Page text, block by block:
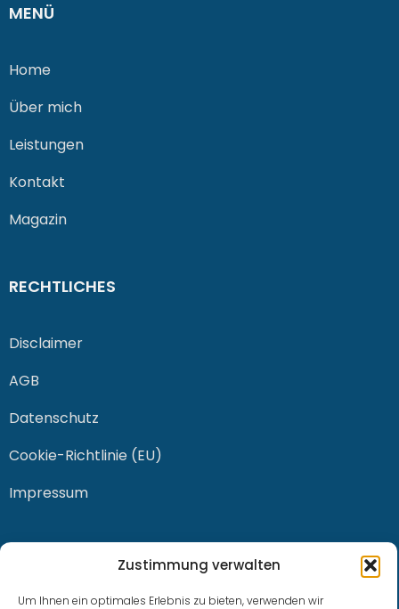
Zustimmung verwalten
Um Ihnen ein optimales Erlebnis zu bieten, verwenden wir
MENÜ
Home
Über mich
Leistungen
Kontakt
Magazin
RECHTLICHES
Disclaimer
AGB
Datenschutz
Cookie-Richtlinie (EU)
Impressum